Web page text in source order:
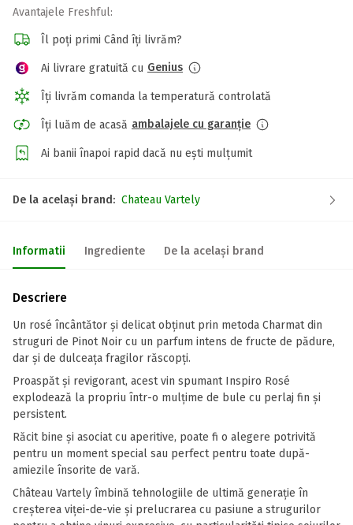
Avantajele Freshful:
Îl poți primi Când îți livrăm?
Ai livrare gratuită cu Genius
Îți livrăm comanda la temperatură controlată
Îți luăm de acasă ambalajele cu garanție
Ai banii înapoi rapid dacă nu ești mulțumit
De la același brand: Chateau Vartely
Informatii Ingrediente De la același brand
Descriere
Un rosé încântător și delicat obținut prin metoda Charmat din
struguri de Pinot Noir cu un parfum intens de fructe de pădure,
dar și de dulceața fragilor răscopți.
Proaspăt și revigorant, acest vin spumant Inspiro Rosé
explodează la propriu într-o mulțime de bule cu perlaj fin și
persistent.
Răcit bine și asociat cu aperitive, poate fi o alegere potrivită
pentru un moment special sau perfect pentru toate după-
amiezile însorite de vară.
Château Vartely îmbină tehnologiile de ultimă generație în
creșterea viței-de-vie și prelucrarea cu pasiune a strugurilor